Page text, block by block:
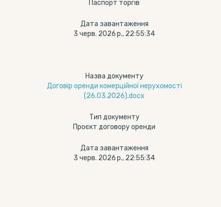
Паспорт торгів
Дата завантаження
3 черв. 2026 р., 22:55:34
Назва документу
Договір оренди комерційної нерухомості
(26.03.2026).docx
Тип документу
Проєкт договору оренди
Дата завантаження
3 черв. 2026 р., 22:55:34